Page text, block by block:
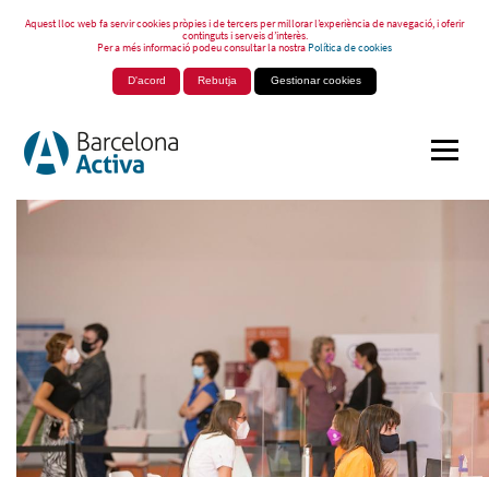
Aquest lloc web fa servir cookies pròpies i de tercers per millorar l’experiència de navegació, i oferir
continguts i serveis d’interès.
Per a més informació podeu consultar la nostraPolítica de cookies
D'acord Rebutja Gestionar cookies